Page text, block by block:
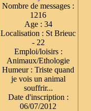
Nombre de messages :
1216
Age: 34
Localisation : St Brieuc
- 22
Emploi/loisirs:
Animaux/Ethologie
Humeur: Triste quand
je vois un animal
souffrir...
Date d'inscription :
06/07/2012